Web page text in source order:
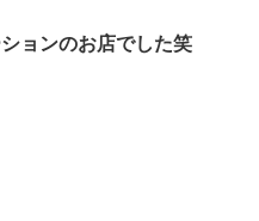
ョンのお店でした笑